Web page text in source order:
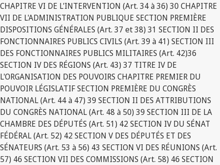
CHAPITRE VI DE L'INTERVENTION (Art. 34 à 36) 30 CHAPITRE
VII DE L'ADMINISTRATION PUBLIQUE SECTION PREMIÈRE
DISPOSITIONS GÉNÉRALES (Art. 37 et 38) 31 SECTION II DES
FONCTIONNAIRES PUBLICS CIVILS (Art. 39 à 41) SECTION III
DES FONCTIONNAIRES PUBLICS MILITAIRES (Art. 42)36
SECTION IV DES RÉGIONS (Art. 43) 37 TITRE IV DE
L'ORGANISATION DES POUVOIRS CHAPITRE PREMIER DU
POUVOIR LÉGISLATIF SECTION PREMIÈRE DU CONGRÈS
NATIONAL (Art. 44 à 47) 39 SECTION II DES ATTRIBUTIONS
DU CONGRÈS NATIONAL (Art. 48 à 50) 39 SECTION III DE LA
CHAMBRE DES DÉPUTÉS (Art. 51) 42 SECTION IV DU SÉNAT
FÉDÉRAL (Art. 52) 42 SECTION V DES DÉPUTÉS ET DES
SÉNATEURS (Art. 53 à 56) 43 SECTION VI DES RÉUNIONS (Art.
57) 46 SECTION VII DES COMMISSIONS (Art. 58) 46 SECTION